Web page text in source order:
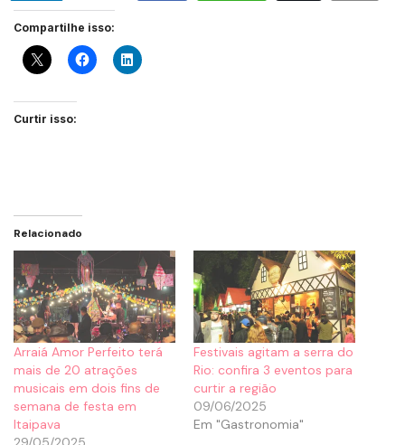
Compartilhe isso:
Curtir isso:
Relacionado
Arraiá Amor Perfeito terá
mais de 20 atrações
musicais em dois fins de
semana de festa em
Itaipava
Festivais agitam a serra do
Rio: confira 3 eventos para
curtir a região
09/06/2025
Em "Gastronomia"